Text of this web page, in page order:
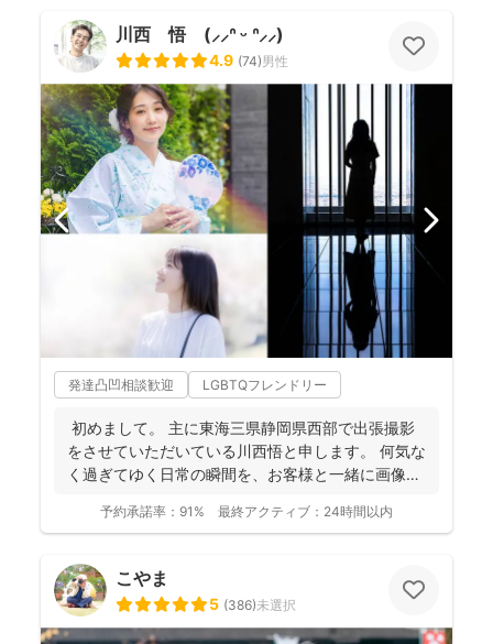
川西 悟 (⸝⸝ᐢ ᵕ ᐢ⸝⸝)
4.9 (74)男性
発達凸凹相談歓迎 LGBTQフレンドリー
初めまして。 主に東海三県静岡県西部で出張撮影
をさせていただいている川西悟と申します。 何気な
く過ぎてゆく日常の瞬間を、お客様と一緒に画像と
予約承諾率： 91% 最終アクティブ： 24時間以内
こやま
5 (386)未選択